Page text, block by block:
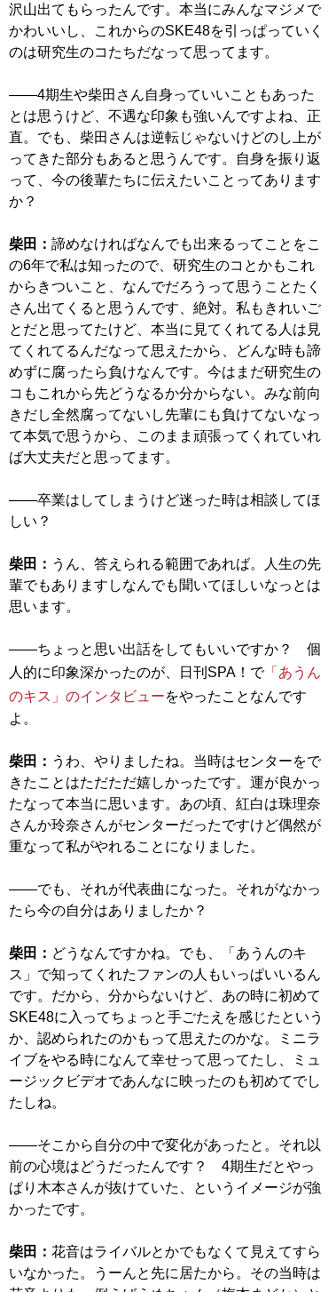
沢山出てもらったんです。本当にみんなマジメで
かわいいし、これからのSKE48を引っぱっていく
のは研究生のコたちだなって思ってます。
――4期生や柴田さん自身っていいこともあった
とは思うけど、不遇な印象も強いんですよね、正
直。でも、柴田さんは逆転じゃないけどのし上が
ってきた部分もあると思うんです。自身を振り返
って、今の後輩たちに伝えたいことってあります
か？
柴田： 諦めなければなんでも出来るってことをこ
の6年で私は知ったので、研究生のコとかもこれ
からきついこと、なんでだろうって思うことたく
さん出てくると思うんです、絶対。私もきれいご
とだと思ってたけど、本当に見てくれてる人は見
てくれてるんだなって思えたから、どんな時も諦
めずに腐ったら負けなんです。今はまだ研究生の
コもこれから先どうなるか分からない。みな前向
きだし全然腐ってないし先輩にも負けてないなっ
て本気で思うから、このまま頑張ってくれていれ
ば大丈夫だと思ってます。
――卒業はしてしまうけど迷った時は相談してほ
しい？
柴田： うん、答えられる範囲であれば。人生の先
輩でもありますしなんでも聞いてほしいなっとは
思います。
――ちょっと思い出話をしてもいいですか？ 個
人的に印象深かったのが、日刊SPA！で「あうん
のキス」のインタビューをやったことなんです
よ。
柴田： うわ、やりましたね。当時はセンターをで
きたことはただただ嬉しかったです。運が良かっ
たなって本当に思います。あの頃、紅白は珠理奈
さんか玲奈さんがセンターだったですけど偶然が
重なって私がやれることになりました。
――でも、それが代表曲になった。それがなかっ
たら今の自分はありましたか？
柴田： どうなんですかね。でも、「あうんのキ
ス」で知ってくれたファンの人もいっぱいいるん
です。だから、分からないけど、あの時に初めて
SKE48に入ってちょっと手ごたえを感じたという
か、認められたのかもって思えたのかな。ミニラ
イブをやる時になんて幸せって思ってたし、ミュ
ージックビデオであんなに映ったのも初めてでし
たしね。
――そこから自分の中で変化があったと。それ以
前の心境はどうだったんです？ 4期生だとやっ
ぱり木本さんが抜けていた、というイメージが強
かったです。
柴田： 花音はライバルとかでもなくて見えてすら
いなかった。うーんと先に居たから。その当時は